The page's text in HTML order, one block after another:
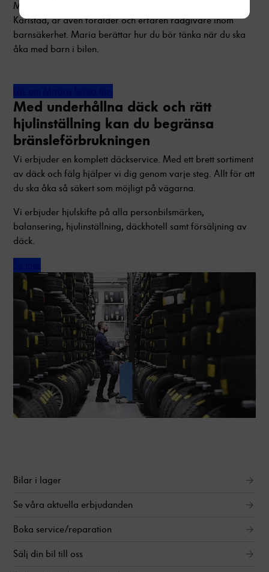
Maria Thörnqvist, tidigare skadehandläggare hos oss i
Karlstad, är även förälder och erfaren rådgivare inom
barnsäkerhet. Maria berättar hur du bör tänka när du ska
åka med barn i bilen.
Med underhållna däck och rätt
hjulinställning kan du begränsa
bränsleförbrukningen
Vi erbjuder en komplett däckservice. Med ett brett sortiment
av däck och fälg hjälper vi dig genom varje steg. Allt för att
du ska åka så säkert som möjligt på vägarna.
Vi erbjuder hjulskifte på alla personbilsmärken,
balansering, hjulinställning, däckhotell samt försäljning av
däck.
Bilar i lager
Se våra aktuella erbjudanden
Boka service/reparation
Sälj din bil till oss